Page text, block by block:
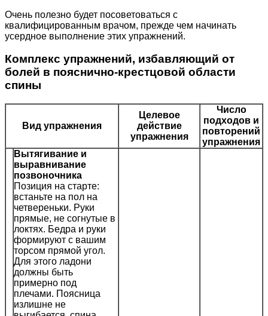
Очень полезно будет посоветоваться с
квалифицированным врачом, прежде чем начинать
усердное выполнение этих упражнений.
Комплекс упражнений, избавляющий от
болей в пояснично-крестцовой области
спины
Вид упражнения
Целевое
действие
упражнения
Число
подходов и
повторений
упражнения
Вытягивание и
выравнивание
позвоночника
Позиция на старте:
встаньте на пол на
четвереньки. Руки
прямые, не согнутые в
локтях. Бедра и руки
формируют с вашим
торсом прямой угол.
Для этого ладони
должны быть
примерно под
плечами. Поясница
излишне не